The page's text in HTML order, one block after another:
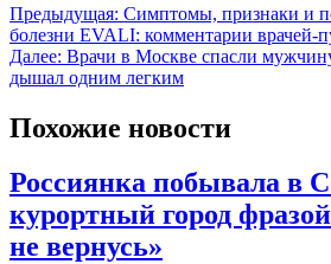
Предыдущая: Симптомы, признаки и
болезни EVALI: комментарии врачей-
Далее: Врачи в Москве спасли
дышал одним легким
Похожие новости
Россиянка побывала в
курортный город
не вернусь»